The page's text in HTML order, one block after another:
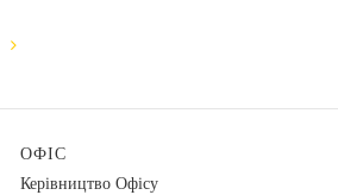
ОФІС
Керівництво Офісу